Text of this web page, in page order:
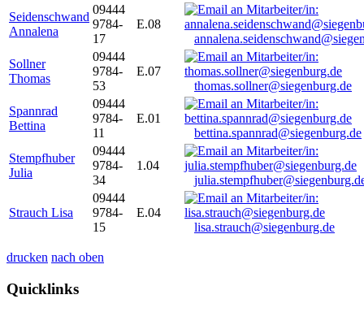
Seidenschwand
Annalena
09444
9784-
17
E.08
Sollner
Thomas
09444
9784-
53
E.07
thomas.sollner@siegenburg.de
Spannrad
Bettina
09444
9784-
11
E.01
bettina.spannrad@siegenburg.de
Stempfhuber
Julia
09444
9784-
34
1.04
Strauch Lisa
09444
9784-
15
E.04
lisa.strauch@siegenburg.de
drucken nach oben
Quicklinks